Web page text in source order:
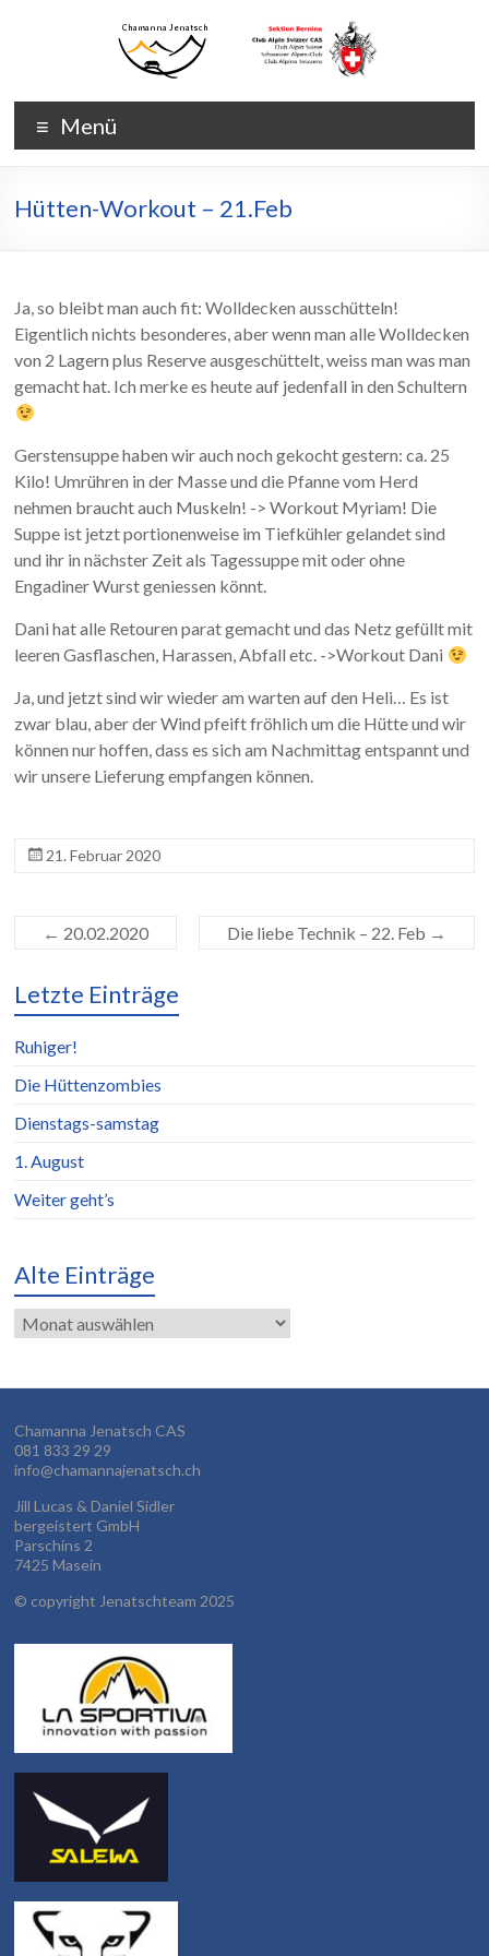
Chamanna
Jenatsch
Chamanna
Jenatsch
CAS
Menü
Hütten-Workout – 21.Feb
Ja, so bleibt man auch fit: Wolldecken ausschütteln!
Eigentlich nichts besonderes, aber wenn man alle Wolldecken
von 2 Lagern plus Reserve ausgeschüttelt, weiss man was man
gemacht hat. Ich merke es heute auf jedenfall in den Schultern
Gerstensuppe haben wir auch noch gekocht gestern: ca. 25
Kilo! Umrühren in der Masse und die Pfanne vom Herd
nehmen braucht auch Muskeln! -> Workout Myriam! Die
Suppe ist jetzt portionenweise im Tiefkühler gelandet sind
und ihr in nächster Zeit als Tagessuppe mit oder ohne
Engadiner Wurst geniessen könnt.
Dani hat alle Retouren parat gemacht und das Netz gefüllt mit
leeren Gasflaschen, Harassen, Abfall etc. ->Workout Dani
Ja, und jetzt sind wir wieder am warten auf den Heli… Es ist
zwar blau, aber der Wind pfeift fröhlich um die Hütte und wir
können nur hoffen, dass es sich am Nachmittag entspannt und
wir unsere Lieferung empfangen können.
21. Februar 2020
← 20.02.2020 Die liebe Technik – 22. Feb →
Letzte Einträge
Ruhiger!
Die Hüttenzombies
Dienstags-samstag
1. August
Weiter geht’s
Alte Einträge
Alte
Einträge
Chamanna Jenatsch CAS
081 833 29 29
info@chamannajenatsch.ch
Jill Lucas & Daniel Sidler
bergeistert GmbH
Parschins 2
7425 Masein
© copyright Jenatschteam 2025